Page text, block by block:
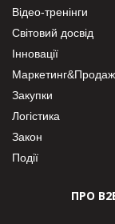
Відео-тренінги
Світовий досвід
Інновації
Закупки
Логістика
Закон
Події
ПРО